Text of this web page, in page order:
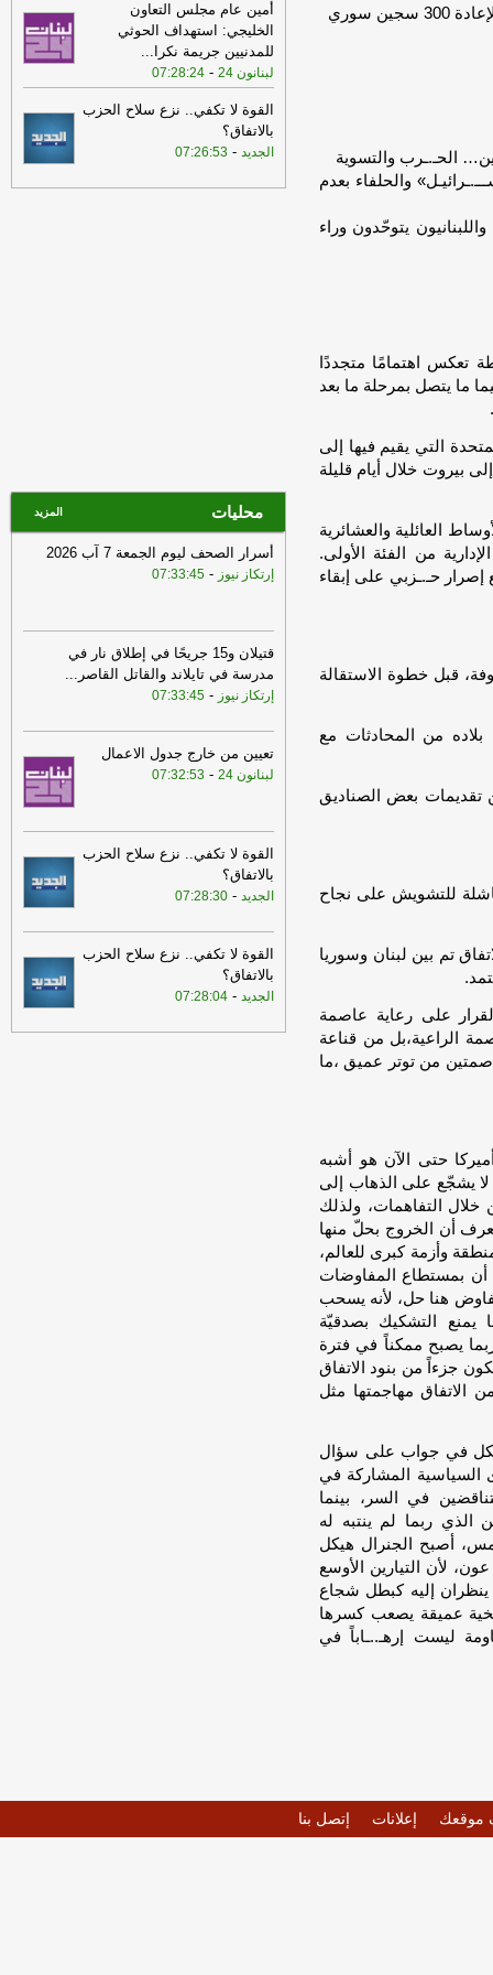
سوري
الحـ.ـرب والتسوية
والحلفاء بعدم
يتوحّدون وراء
تعكس اهتمامًا متجددًا
ما يتصل بمرحلة ما بعد
التي يقيم فيها إلى
بيروت خلال أيام قليلة
العائلية والعشائرية
من الفئة الأولى.
حـ.ـزبي على إبقاء
قبل خطوة الاستقالة
من المحادثات مع
بعض الصناديق
للتشويش على نجاح
تم بين لبنان وسوريا
على رعاية عاصمة
الراعية،بل من قناعة
من توتر عميق ،ما
حتى الآن هو أشبه
يشجّع على الذهاب إلى
التفاهمات، ولذلك
أن الخروج بحلّ منها
وأزمة كبرى للعالم،
أن بمستطاع المفاوضات
هنا حل، لأنه يسحب
يمنع التشكيك بصدقيّة
يصبح ممكناً في فترة
جزءاً من بنود الاتفاق
مهاجمتها مثل
في جواب على سؤال
السياسية المشاركة في
في السر، بينما
الذي ربما لم ينتبه له
أصبح الجنرال هيكل
لأن التيارين الأوسع
ينظران إليه كبطل شجاع
عميقة يصعب كسرها
ليست إرهـ..ـاباً في
18:58
الأساتذة المتعاقدون في اللبنانية
استنكروا عدم إدراج ملف التفرغ على جدول
أعمال جلسة مجلس الوزراء
أل بي سي أي
الضاحية الجنوبية خال من السكان كان
استهدف خلال العدوان الإسرائيلي ولا
اصابات
17:01
مصادر مطلعة على مهمة الوفد
أمين عام مجلس التعاون
الخليجي: استهداف الحوثي
للمدنيين جريمة نكرا...
لبنانون 24 -
07:28:24
القوة لا تكفي.. نزع سلاح الحزب
بالاتفاق؟
الجديد -
07:26:53
محليات المزيد
أسرار الصحف ليوم الجمعة 7 آب 2026
إرتكاز نيوز -
07:33:45
قتيلان و15 جريحًا في إطلاق نار في
مدرسة في تايلاند والقاتل القاصر ...
إرتكاز نيوز -
07:33:45
تعيين من خارج جدول الاعمال
لبنانون 24 -
07:32:53
القوة لا تكفي.. نزع سلاح الحزب
بالاتفاق؟
الجديد -
07:28:30
القوة لا تكفي.. نزع سلاح الحزب
بالاتفاق؟
الجديد -
07:28:04
موقعك إعلانات إتصل بنا